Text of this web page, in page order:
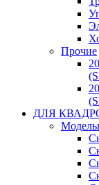
Прочие
ДЛЯ